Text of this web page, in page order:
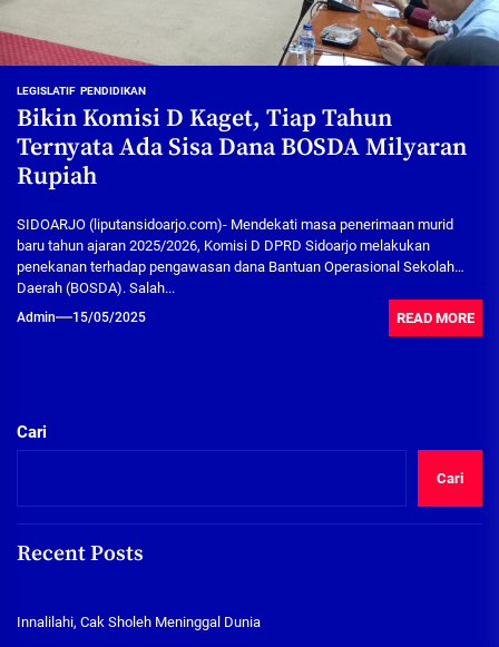
LEGISLATIF PENDIDIKAN
Bikin Komisi D Kaget, Tiap Tahun
Ternyata Ada Sisa Dana BOSDA Milyaran
Rupiah
SIDOARJO (liputansidoarjo.com)- Mendekati masa penerimaan murid
baru tahun ajaran 2025/2026, Komisi D DPRD Sidoarjo melakukan
penekanan terhadap pengawasan dana Bantuan Operasional Sekolah
Daerah (BOSDA). Salah...
Admin 15/05/2025 READ MORE
Cari
Cari
Recent Posts
Innalilahi, Cak Sholeh Meninggal Dunia